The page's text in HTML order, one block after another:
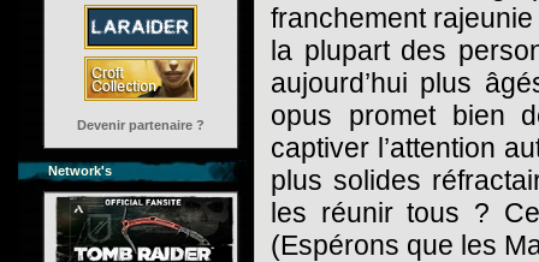
Devenir partenaire ?
Network's
franchement
la plupart des
aujourd’hui plus
opus promet bien
captiver l’attention
plus solides
les réunir tous ?
(Espérons que les